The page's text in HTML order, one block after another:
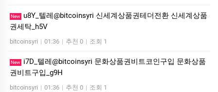
New
u8Y_텔레@bitcoinsyri 신세계상품권테더전환 신세계상품
권세탁_h5V
bitcoinsyri | 01:36 | 추천 0 | 조회 1
New
i7D_텔레@bitcoinsyri 문화상품권비트코인구입 문화상품
권비트구입_g9H
bitcoinsyri | 01:36 | 추천 0 | 조회 1